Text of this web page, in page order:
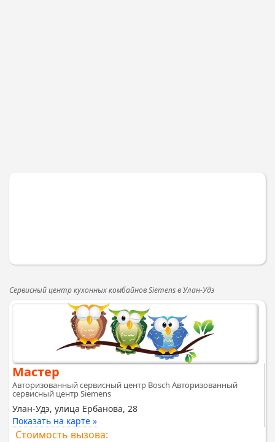
Сервисный центр кухонных комбайнов Siemens в Улан-Удэ
Мастер
Авторизованный сервисный центр Bosch Авторизованный
сервисный центр Siemens
Улан-Удэ, улица Ербанова, 28
Показать на карте »
Стоимость вызова: